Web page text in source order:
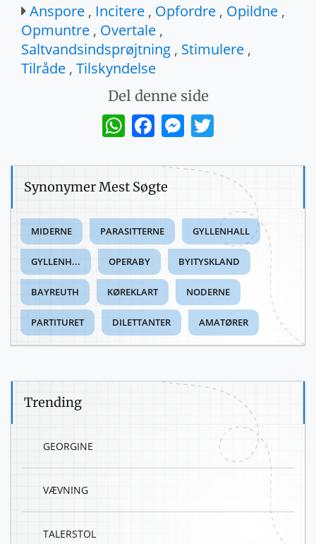
Anspore , Incitere , Opfordre , Opildne ,
Opmuntre , Overtale ,
Saltvandsindsprøjtning , Stimulere ,
Tilråde , Tilskyndelse
Del denne side
WhatsAppFacebookMessenger
Synonymer Mest Søgte
MIDERNE PARASITTERNE GYLLENHALL
GYLLENH... OPERABY BYITYSKLAND
BAYREUTH KØREKLART NODERNE
PARTITURET DILETTANTER AMATØRER
Trending
GEORGINE
VÆVNING
TALERSTOL